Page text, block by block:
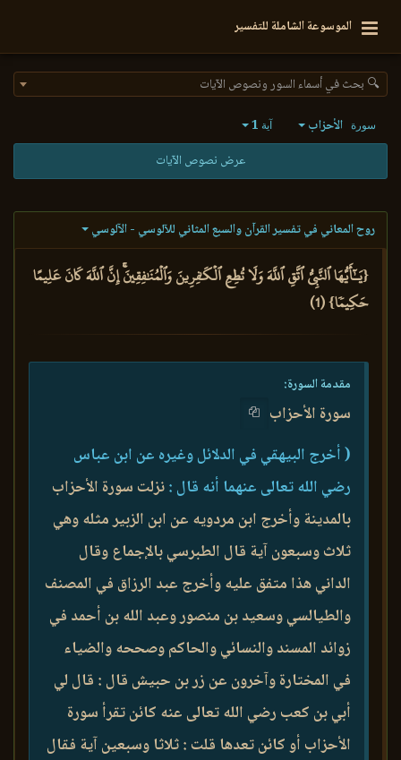
الموسوعة الشاملة للتفسير
🔍 بحث في أسماء السور ونصوص الآيات
سورة الأحزاب آية 1
عرض نصوص الآيات
روح المعاني في تفسير القرآن والسبع المثاني للآلوسي - الآلوسي
{يَـٰٓأَيُّهَا ٱلنَّبِيُّ ٱتَّقِ ٱللَّهَ وَلَا تُطِعِ ٱلۡكَٰفِرِينَ وَٱلۡمُنَٰفِقِينَۚ إِنَّ ٱللَّهَ كَانَ عَلِيمًا
حَكِيمٗا} (1)
مقدمة السورة:
سورة الأحزاب
( أخرج البيهقي في الدلائل وغيره عن ابن عباس
رضي الله تعالى عنهما أنه قال :نزلت سورة الأحزاب
بالمدينة وأخرج ابن مردويه عن ابن الزبير مثله وهي
ثلاث وسبعون آية قال الطبرسي بالإجماع وقال
الداني هذا متفق عليه وأخرج عبد الرزاق في المصنف
والطيالسي وسعيد بن منصور وعبد الله بن أحمد في
زوائد المسند والنسائي والحاكم وصححه والضياء
في المختارة وآخرون عن زر بن حبيش قال : قال لي
أبي بن كعب رضي الله تعالى عنه كائن تقرأ سورة
الأحزاب أو كائن تعدها قلت : ثلاثا وسبعين آية فقال